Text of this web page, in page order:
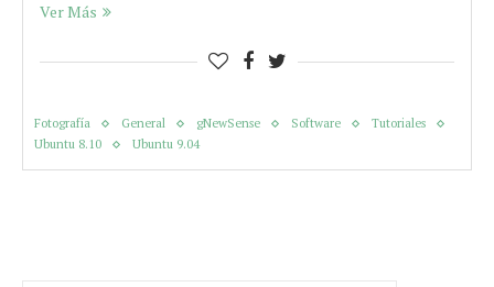
Ver Más
Fotografía General gNewSense Software
Tutoriales
Ubuntu 8.10
Ubuntu 9.04